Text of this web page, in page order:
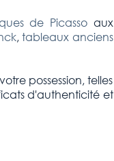
de Picassoaux
,tableaux anciens
possession, telles
d'authenticité et